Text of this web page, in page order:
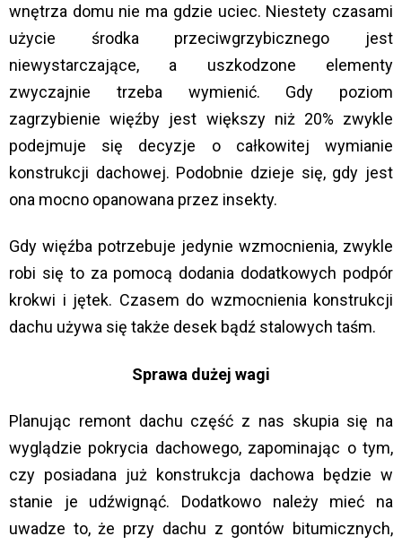
wnętrza domu nie ma gdzie uciec. Niestety czasami
użycie środka przeciwgrzybicznego jest
niewystarczające, a uszkodzone elementy
zwyczajnie trzeba wymienić. Gdy poziom
zagrzybienie więźby jest większy niż 20% zwykle
podejmuje się decyzje o całkowitej wymianie
konstrukcji dachowej. Podobnie dzieje się, gdy jest
ona mocno opanowana przez insekty.
Gdy więźba potrzebuje jedynie wzmocnienia, zwykle
robi się to za pomocą dodania dodatkowych podpór
krokwi i jętek. Czasem do wzmocnienia konstrukcji
dachu używa się także desek bądź stalowych taśm.
Sprawa dużej wagi
Planując remont dachu część z nas skupia się na
wyglądzie pokrycia dachowego, zapominając o tym,
czy posiadana już konstrukcja dachowa będzie w
stanie je udźwignąć. Dodatkowo należy mieć na
uwadze to, że przy dachu z gontów bitumicznych,